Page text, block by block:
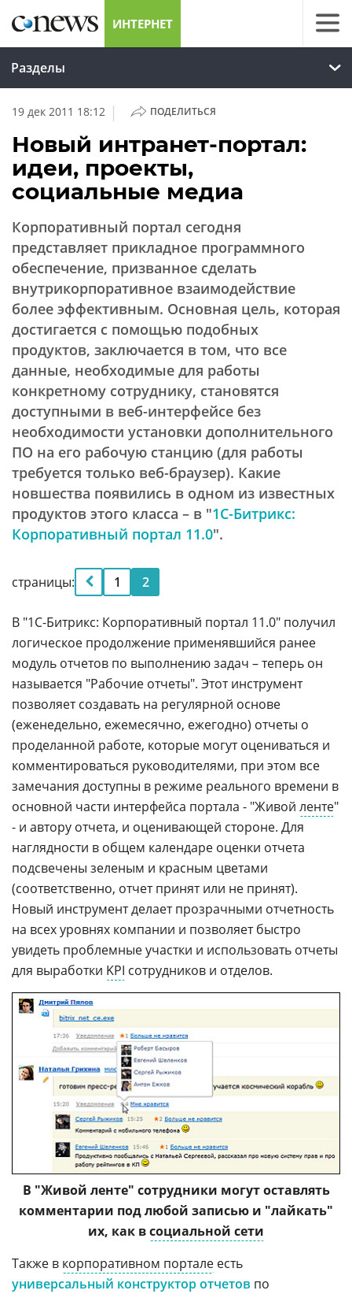
ИНТЕРНЕТ
Разделы
19 дек 2011 18:12 | ПОДЕЛИТЬСЯ
Новый интранет-портал:
идеи, проекты,
социальные медиа
Корпоративный портал сегодня
представляет прикладное программного
обеспечение, призванное сделать
внутрикорпоративное взаимодействие
более эффективным. Основная цель, которая
достигается с помощью подобных
продуктов, заключается в том, что все
данные, необходимые для работы
конкретному сотруднику, становятся
доступными в веб-интерфейсе без
необходимости установки дополнительного
ПО на его рабочую станцию (для работы
требуется только веб-браузер). Какие
новшества появились в одном из известных
продуктов этого класса – в "1С-Битрикс:
Корпоративный портал 11.0".
страницы: 1 2
В "1С-Битрикс: Корпоративный портал 11.0" получил
логическое продолжение применявшийся ранее
модуль отчетов по выполнению задач – теперь он
называется "Рабочие отчеты". Этот инструмент
позволяет создавать на регулярной основе
(еженедельно, ежемесячно, ежегодно) отчеты о
проделанной работе, которые могут оцениваться и
комментироваться руководителями, при этом все
замечания доступны в режиме реального времени в
основной части интерфейса портала - "Живой ленте"
- и автору отчета, и оценивающей стороне. Для
наглядности в общем календаре оценки отчета
подсвечены зеленым и красным цветами
(соответственно, отчет принят или не принят).
Новый инструмент делает прозрачными отчетность
на всех уровнях компании и позволяет быстро
увидеть проблемные участки и использовать отчеты
для выработки KPI сотрудников и отделов.
В "Живой ленте" cотрудники могут оставлять
комментарии под любой записью и "лайкать"
их, как всоциальной сети
Также в корпоративном портале есть
универсальный конструктор отчетов по